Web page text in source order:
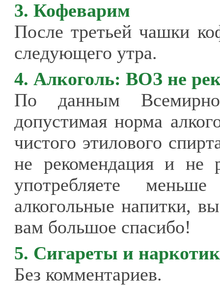
3. Кофеварим
После третьей чашки
следующего утра.
4. Алкоголь: ВОЗ не
По данным Всемирной
допустимая норма
чистого этилового
не рекомендация и не
употребляете
алкогольные напитки,
вам большое спасибо!
5. Сигареты и
Без комментариев.